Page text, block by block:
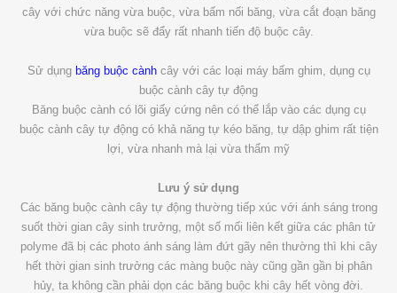
cây với chức năng vừa buộc, vừa bấm nối băng, vừa cắt đoạn băng
vừa buộc sẽ đẩy rất nhanh tiến độ buộc cây.
Sử dụng băng buộc cànhcây với các loại máy bấm ghim, dụng cụ
buộc cành cây tự động
Băng buộc cành có lõi giấy cứng nên có thể lắp vào các dụng cụ
buộc cành cây tự động có khả năng tự kéo băng, tự dập ghim rất tiện
lợi, vừa nhanh mà lại vừa thẩm mỹ
Lưu ý sử dụng
Các băng buộc cành cây tự động thường tiếp xúc với ánh sáng trong
suốt thời gian cây sinh trưởng, một số mối liên kết giữa các phân tử
polyme đã bị các photo ánh sáng làm đứt gãy nên thường thì khi cây
hết thời gian sinh trưởng các màng buộc này cũng gần gần bị phân
hủy, ta không cần phải dọn các băng buộc khi cây hết vòng đời.